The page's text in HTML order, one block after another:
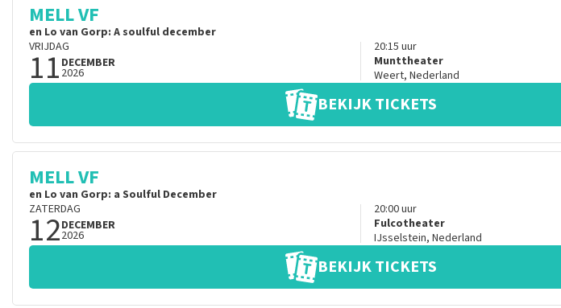
MELL VF
en Lo van Gorp: A soulful december
VRIJDAG
11 DECEMBER
2026
20:15 uur
Munttheater
Weert, Nederland
BEKIJK TICKETS
MELL VF
en Lo van Gorp: a Soulful December
ZATERDAG
12DECEMBER
2026
20:00uur
Fulcotheater
IJsselstein, Nederland
BEKIJK TICKETS